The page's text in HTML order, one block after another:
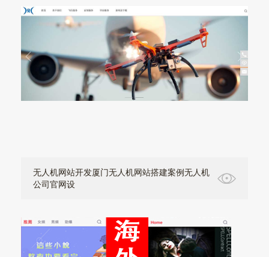
无人机网站开发厦门无人机网站搭建案例无人机
公司官网设